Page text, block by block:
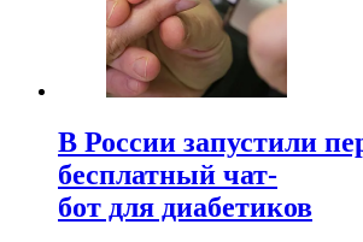
В России запустили
бесплатный чат-
бот для диабетиков